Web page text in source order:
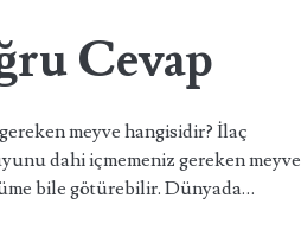
Cevap
meyve hangisidir? İlaç
dahi içmemeniz gereken meyve
bile götürebilir. Dünyada…